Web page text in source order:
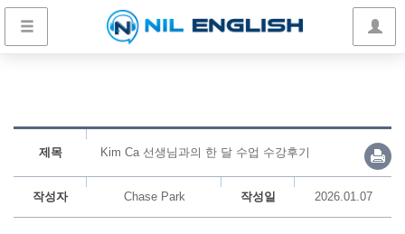
제목 Kim Ca 선생님과의 한 달 수업 수강후기
작성자 Chase Park 작성일 2026.01.07